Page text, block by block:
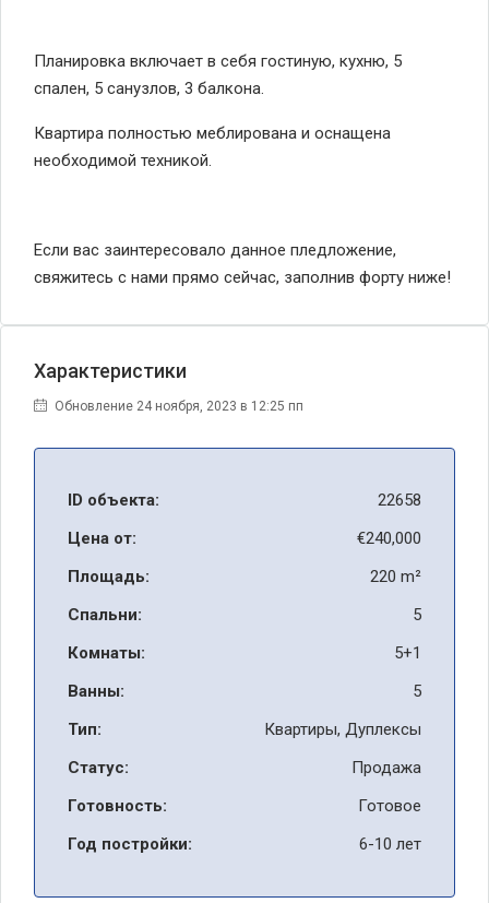
Планировка включает в себя гостиную, кухню, 5
спален, 5 санузлов, 3 балкона.
Квартира полностью меблирована и оснащена
необходимой техникой.
Если вас заинтересовало данное пледложение,
свяжитесь с нами прямо сейчас, заполнив форту ниже!
Характеристики
Обновление 24 ноября, 2023 в 12:25 пп
ID объекта:
22658
Цена от:
€240,000
Площадь:
220 m²
Спальни:
5
Комнаты:
5+1
Ванны:
5
Тип:
Квартиры, Дуплексы
Статус:
Продажа
Готовность:
Готовое
Год постройки:
6-10 лет